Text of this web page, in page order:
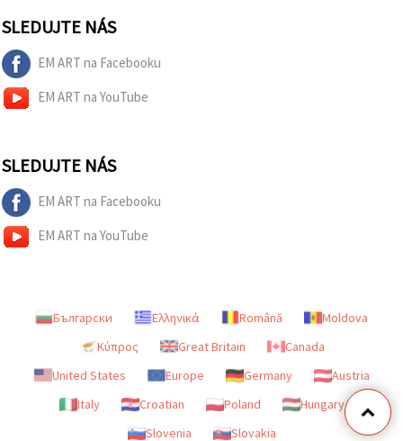
SLEDUJTE NÁS
EM ART na Facebooku
EM ART na YouTube
SLEDUJTE NÁS
EM ART na Facebooku
EM ART na YouTube
Български Ελληνικά Română
Moldova
Κύπρος
Great Britain
Canada
United States
Europe Germany
Austria
Italy
Croatian Poland
Hungary
Slovenia
Slovakia